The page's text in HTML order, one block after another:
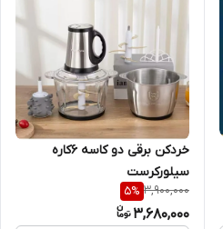
خردکن برقی دو کاسه ۶کاره
سیلورکرست
3,900,000
5%
3,680,000